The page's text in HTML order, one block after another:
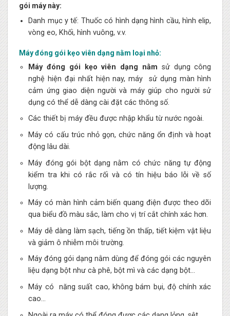
gói máy này:
Danh mục y tế: Thuốc có hình dạng hình cầu, hình elip,
vòng eo, Khối, hình vuông, v.v.
Máy đóng gói kẹo viên dạng nằm loại nhỏ:
Máy đóng gói kẹo viên dạng nằm sử dụng công
nghệ hiện đại nhất hiện nay, máy sử dụng màn hình
cảm ứng giao diện người và máy giúp cho người sử
dụng có thể dễ dàng cài đặt các thông số.
Các thiết bị máy đều được nhập khẩu từ nước ngoài.
Máy có cấu trúc nhỏ gọn, chức năng ổn định và hoạt
động lâu dài.
Máy đóng gói bột dạng nằm có chức năng tự động
kiểm tra khi có rắc rối và có tín hiệu báo lỗi về số
lượng.
Máy có màn hình cảm biến quang điện được theo dõi
qua biểu đồ màu sắc, làm cho vị trí cắt chính xác hơn.
Máy dễ dàng làm sạch, tiếng ồn thấp, tiết kiệm vật liệu
và giảm ô nhiễm môi trường.
Máy đóng gói dạng nằm dùng để đóng gói các nguyên
liệu dạng bột như cà phê, bột mì và các dạng bột…
Máy có năng suất cao, không bám bụi, độ chính xác
cao…